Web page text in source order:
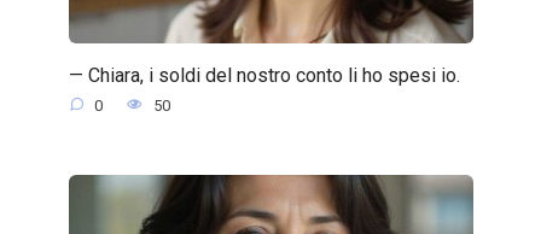
— Chiara, i soldi del nostro conto li ho spesi io.
0 50